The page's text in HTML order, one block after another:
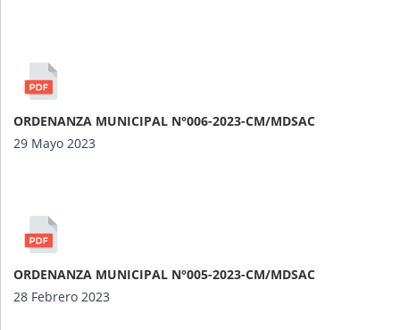
ORDENANZA MUNICIPAL N°006-2023-CM/MDSAC
29 Mayo 2023
ORDENANZA MUNICIPAL N°005-2023-CM/MDSAC
28 Febrero 2023